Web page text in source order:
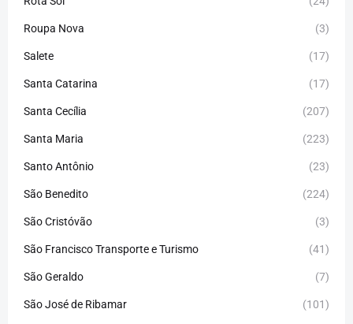
Roupa Nova (3)
Salete (17)
Santa Catarina (17)
Santa Cecília (207)
Santa Maria (223)
Santo Antônio (23)
São Benedito (224)
São Cristóvão (3)
São Francisco Transporte e Turismo (41)
São Geraldo (7)
São José de Ribamar (101)